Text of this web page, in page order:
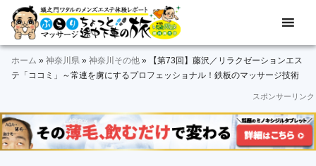
Skip
primary
navigation
Skip
main
content
Skip
primary
sidebar
Skip
secondary
sidebar
Skip
footer
ぶ
ら
り
ッ
サ
メ
ン
エ
ス
験
レ
ポ
ホーム » 神奈川県 » 神奈川その他 »
【第73回】藤沢／リラクゼーションエス
テ「ココミ」～常連を虜にするプロフェッショナル！鉄板のマッサージ技術
スポンサーリンク